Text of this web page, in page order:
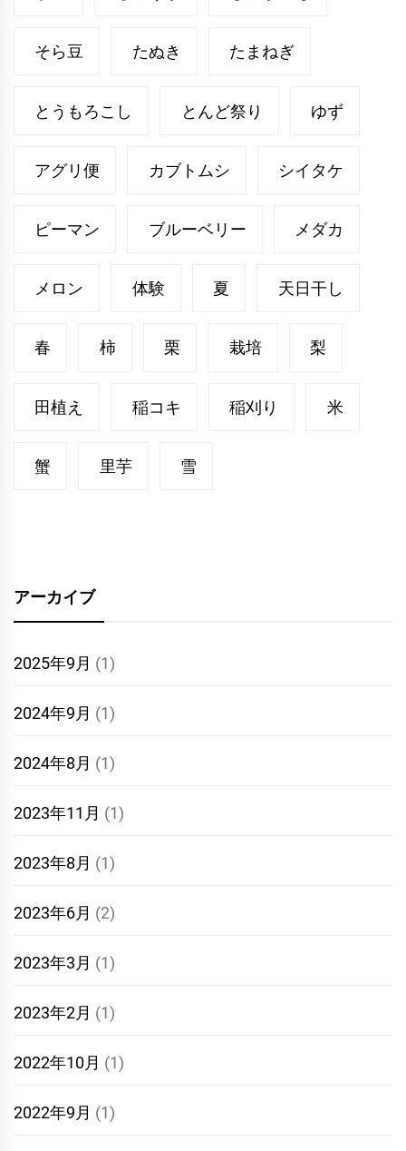
そら豆 たぬき たまねぎ
とうもろこし とんど祭り ゆず
アグリ便 カブトムシ シイタケ
ピーマン ブルーベリー メダカ
メロン 体験 夏 天日干し
春 柿 栗 栽培 梨
田植え 稲コキ 稲刈り 米
蟹 里芋 雪
アーカイブ
2025年9月 (1)
2024年9月 (1)
2024年8月 (1)
2023年11月 (1)
2023年8月 (1)
2023年6月 (2)
2023年3月 (1)
2023年2月 (1)
2022年10月 (1)
2022年9月 (1)